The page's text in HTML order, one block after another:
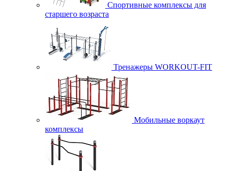
Спортивные комплексы для
старшего возраста
Тренажеры WORKOUT-FIT
Мобильные воркаут
комплексы